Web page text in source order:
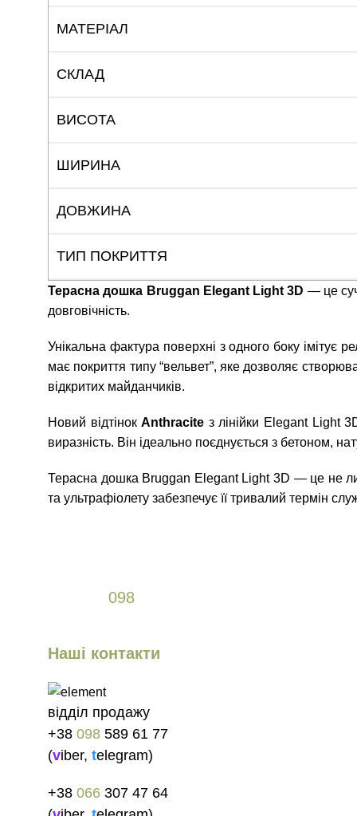
МАТЕРІАЛ
СКЛАД
ВИСОТА
ШИРИНА
ДОВЖИНА
ТИП ПОКРИТТЯ
Терасна дошка Bruggan Elegant Light 3D — це
довговічність.
Унікальна фактура поверхні з одного боку імітує
має покриття типу “вельвет”, яке дозволяє
відкритих майданчиків.
Новий відтінокAnthracite з лінійки Elegant Light
виразність. Він ідеально поєднується з бетоном,
Терасна дошка Bruggan Elegant Light 3D — це не
та ультрафіолету забезпечує її тривалий термін
098589 61 77
Наші контакти
відділ продажу
+38 098 589 61 77
(viber, telegram)
+38 066 307 47 64